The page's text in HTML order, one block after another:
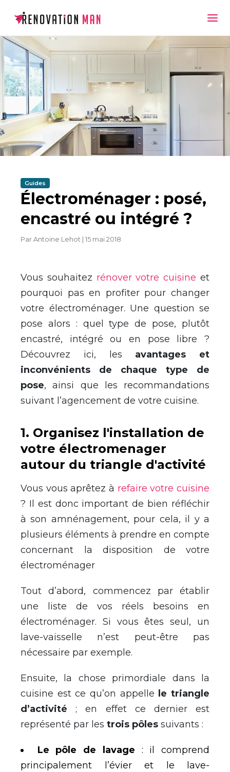
Guides
Électroménager : posé,
encastré ou intégré ?
Par Antoine Lehot 15 mai 2018
Vous souhaitez rénover votre cuisine et
pourquoi pas en profiter pour changer
votre électroménager. Une question se
pose alors : quel type de pose, plutôt
encastré, intégré ou en pose libre ?
Découvrez ici, les avantages et
inconvénients de chaque type de
pose, ainsi que les recommandations
suivant l’agencement de votre cuisine.
1. Organisez l'installation de
votre électromenager
autour du triangle d'activité
Vous vous aprêtez à refaire votre cuisine
? Il est donc important de bien réfléchir
à son amnénagement, pour cela, il y a
plusieurs éléments à prendre en compte
concernant la disposition de votre
électroménager
Tout d’abord, commencez par établir
une liste de vos réels besoins en
électroménager. Si vous êtes seul, un
lave-vaisselle n’est peut-être pas
nécessaire par exemple.
Ensuite, la chose primordiale dans la
cuisine est ce qu’on appelle le triangle
d’activité ; en effet ce dernier est
représenté par les trois pôles suivants :
Le pôle de lavage : il comprend
principalement l’évier et le lave-